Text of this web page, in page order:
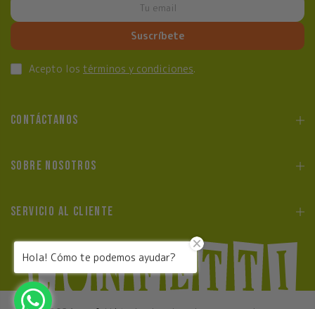
Suscríbete
Acepto los términos y condiciones.
CONTÁCTANOS
SOBRE NOSOTROS
SERVICIO AL CLIENTE
Hola! Cómo te podemos ayudar?